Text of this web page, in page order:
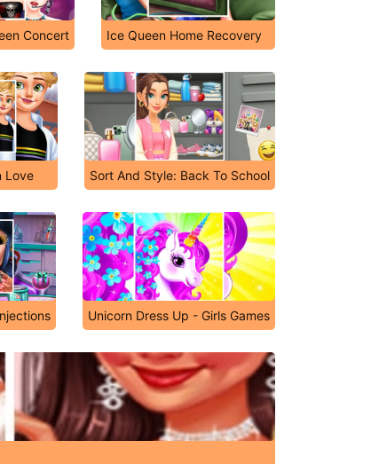
Concert Ice Queen Home Recovery
Love Sort And Style: Back To School
Unicorn Dress Up - Girls Games